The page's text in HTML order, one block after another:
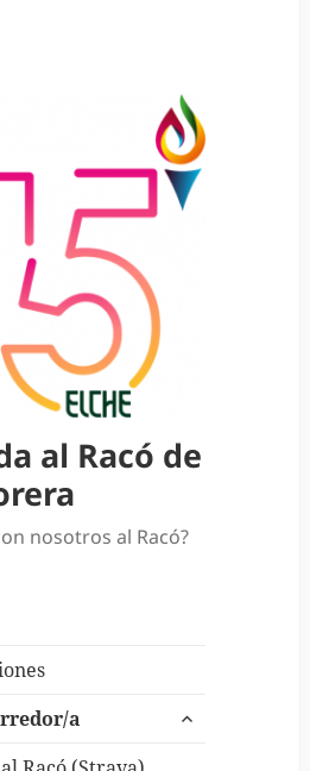
al Racó de
nosotros al Racó?
a
expande